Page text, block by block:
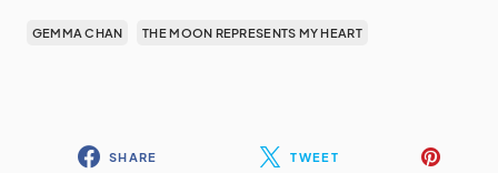
GEMMA CHAN THE MOON REPRESENTS MY HEART
SHARE TWEET